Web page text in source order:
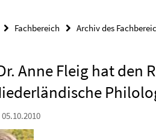
Fachbereich Archiv des
Anne Fleig hat den